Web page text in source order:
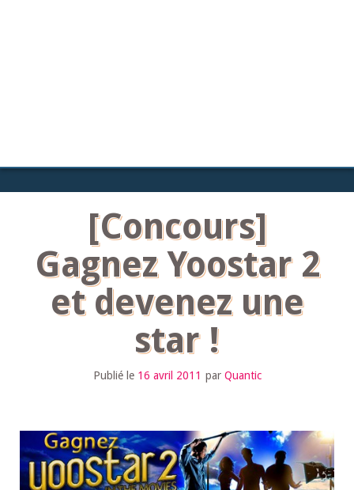
[Concours]
Gagnez Yoostar 2
et devenez une
star !
Publié le 16 avril 2011 par Quantic